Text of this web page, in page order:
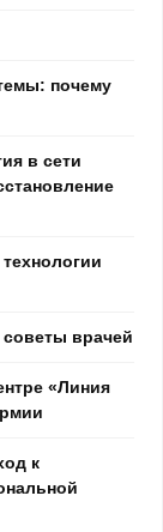
почему
в сети
врачей
«Линия
к